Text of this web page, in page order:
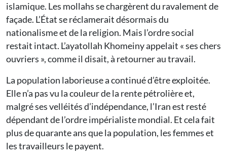
islamique. Les mollahs se chargèrent du ravalement de
façade. L’État se réclamerait désormais du
nationalisme et de la religion. Mais l’ordre social
restait intact. L’ayatollah Khomeiny appelait « ses chers
ouvriers », comme il disait, à retourner au travail.
La population laborieuse a continué d’être exploitée.
Elle n’a pas vu la couleur de la rente pétrolière et,
malgré ses velléités d’indépendance, l’Iran est resté
dépendant de l’ordre impérialiste mondial. Et cela fait
plus de quarante ans que la population, les femmes et
les travailleurs le payent.